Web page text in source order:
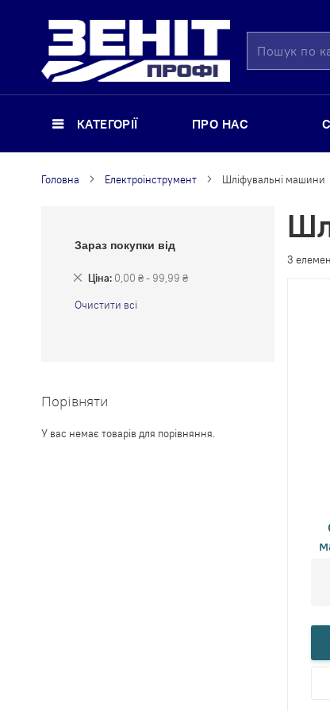
Пошук
КАТЕГОРІЇ ПРО НАС
Головна Електроінструмент Шліфувальні машини
3
Зараз покупки від
Ціна 0,00 ₴ - 99,99 ₴
Видалити
Елемент
Очистити всі
Порівняти
У вас немає товарів для порівняння.